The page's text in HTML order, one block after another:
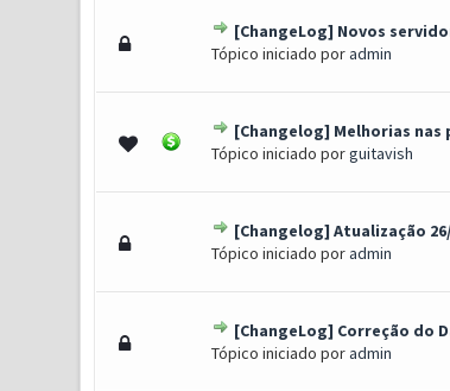
[ChangeLog] Novos
Tópico iniciado poradmin
1 Voto(s) -
123
[Changelog] Melhorias nas
Tópico iniciado porguitavish
0 Voto(s) - 0 de 5
123
[Changelog] Atualização
Tópico iniciado poradmin
0 Voto(s) - 0 de 5
1 234
[ChangeLog] Correção do
Tópico iniciado poradmin
1 Voto(s) -
12 3